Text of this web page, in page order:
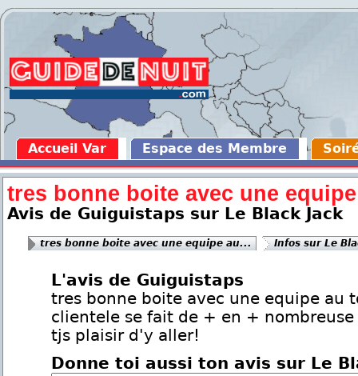
Accueil Var Espace des Membre
tres bonne boite avec une
Avis de Guiguistaps sur Le Black Jack
tres bonne boite avec une equipe au... Infos sur Le
L'avis de Guiguistaps
tres bonne boite avec une equipe au
clientele se fait de + en +
tjs plaisir d'y aller!
Donne toi aussi ton avis sur Le